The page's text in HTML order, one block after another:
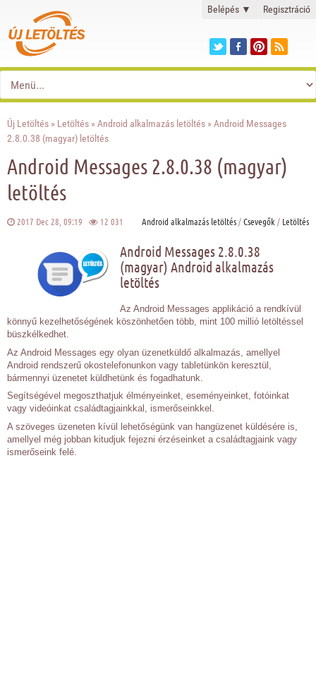
Belépés ▼ Regisztráció
Új Letöltés » Letöltés »Android alkalmazás letöltés » Android Messages
2.8.0.38 (magyar) letöltés
Android Messages 2.8.0.38 (magyar)
letöltés
2017 Dec 28, 09:19 12 031 Android alkalmazás letöltés/Csevegők / Letöltés
Android Messages 2.8.0.38
(magyar) Android alkalmazás
letöltés
Az Android Messages applikáció a rendkívül
könnyű kezelhetőségének köszönhetően több, mint 100 millió letöltéssel
büszkélkedhet.
Az Android Messages egy olyan üzenetküldő alkalmazás, amellyel
Android rendszerű okostelefonunkon vagy tabletünkön keresztül,
bármennyi üzenetet küldhetünk és fogadhatunk.
Segítségével megoszthatjuk élményeinket, eseményeinket, fotóinkat
vagy videóinkat családtagjainkkal, ismerőseinkkel.
A szöveges üzeneten kívül lehetőségünk van hangüzenet küldésére is,
amellyel még jobban kitudjuk fejezni érzéseinket a családtagjaink vagy
ismerőseink felé.